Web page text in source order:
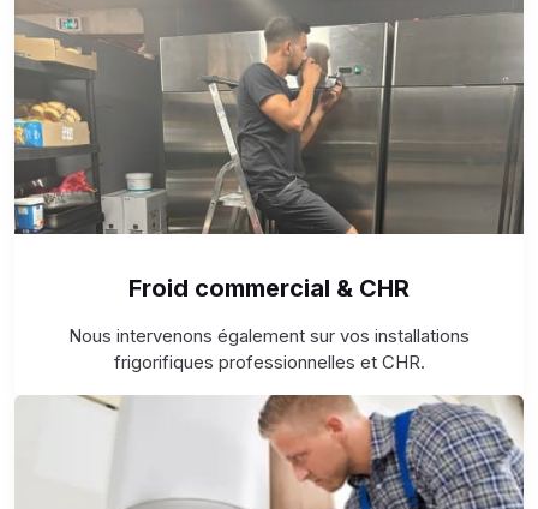
Froid commercial & CHR
Nous intervenons également sur vos installations
frigorifiques professionnelles et CHR.